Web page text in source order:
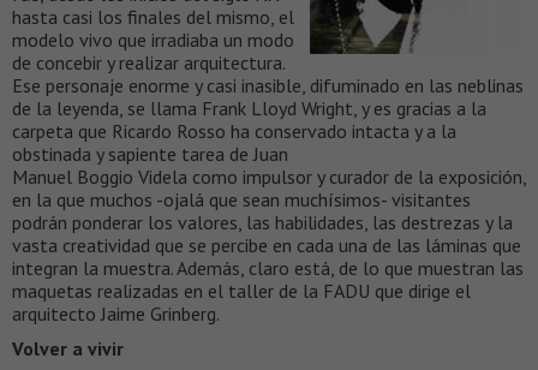
hasta casi los finales del mismo, el
modelo vivo que irradiaba un modo
de concebir y realizar arquitectura.
Ese personaje enorme y casi inasible, difuminado en las neblinas
de la leyenda, se llama Frank Lloyd Wright, y es gracias a la
carpeta que Ricardo Rosso ha conservado intacta y a la
obstinada y sapiente tarea de Juan
Manuel Boggio Videla como impulsor y curador de la exposición,
en la que muchos -ojalá que sean muchísimos- visitantes
podrán ponderar los valores, las habilidades, las destrezas y la
vasta creatividad que se percibe en cada una de las láminas que
integran la muestra. Además, claro está, de lo que muestran las
maquetas realizadas en el taller de la FADU que dirige el
arquitecto Jaime Grinberg.
Volver a vivir